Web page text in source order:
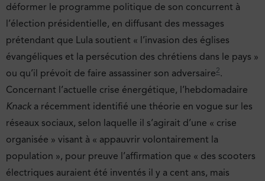
déformer le programme politique de son concurrent à
l’élection présidentielle, en diffusant des messages
prétendant que Lula soutient « l’invasion des églises
évangéliques et la persécution des chrétiens dans le pays »
ou qu’il prévoit de faire assassiner son adversaire2.
Concernant l’actuelle crise énergétique, l’hebdomadaire
Knack a récemment identifié une théorie en vogue sur les
réseaux sociaux, selon laquelle il s’agirait d’une « crise
organisée » visant à « appauvrir volontairement la
population », pour preuve l’affirmation que « des scooters
électriques auraient été inventés il y a cent ans, mais